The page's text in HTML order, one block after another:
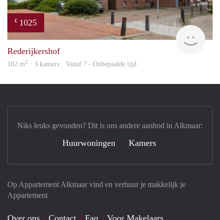
€ 1025
Rederijkershof
102 m2 · 3 kamers · Vanaf ? - Onbepaalde tijd
Op Appartement Alkmaar vind en verhuur je makkelijk je
Appartement
Over ons Contact Faq Voor Makelaars
Niks leuks gevonden? Dit is ons andere aanbod in Alkmaar:
Huurwoningen Kamers